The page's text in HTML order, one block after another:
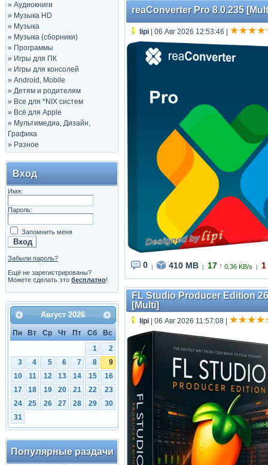
» Аудиокниги
» Музыка HD
» Музыка
» Музыка (сборники)
» Программы
» Игры для ПК
» Игры для консолей
» Android, Mobile
» Детям и родителям
» Все для *NIX систем
» Всё для Apple
» Мультимедиа, Дизайн,
Графика
» Разное
Вход
Имя:
Пароль:
Запомнить меня
Забыли пароль?
Ещё не зарегистрированы?
Можете сделать это бесплатно!
Август 2026
Пн Вт Ср Чт Пт Сб
Вс
1
2
3
4 5 6 7 8
9
10
11 12 13 14 15
16
17
18 19 20 21 22
23
24
25 26 27 28 29
30
31
Популярные раздачи
reaConverter Pro 8.0.235
lipi | 06 Авг 2026 12:53:46
0 410 MB 17 ↑ 0.36 KB/s 1
FL Studio Producer Edition
[Multi]
lipi | 06 Авг 2026 11:57:08